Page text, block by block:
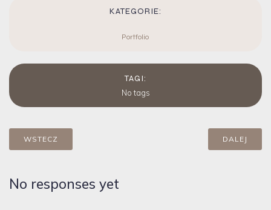
KATEGORIE:
Portfolio
TAGI:
No tags
WSTECZ DALEJ
No responses yet